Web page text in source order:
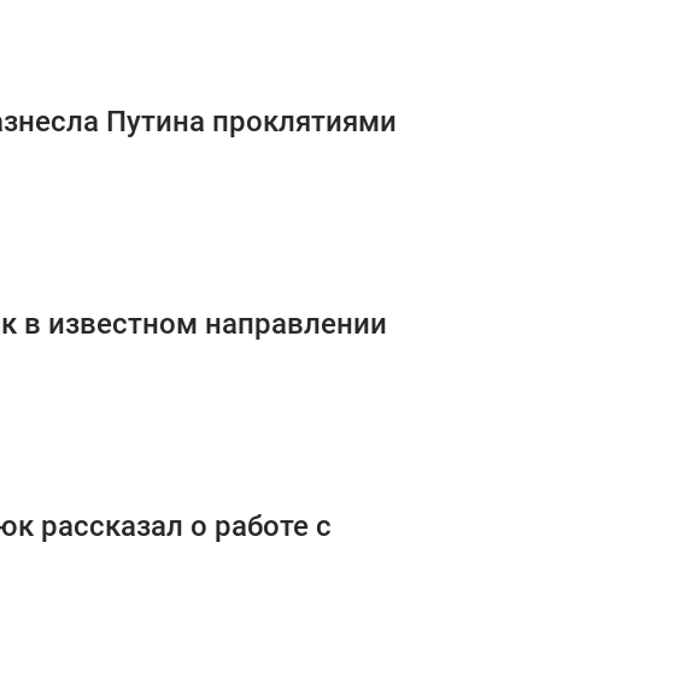
Путина проклятиями
в известном направлении
рассказал о работе с